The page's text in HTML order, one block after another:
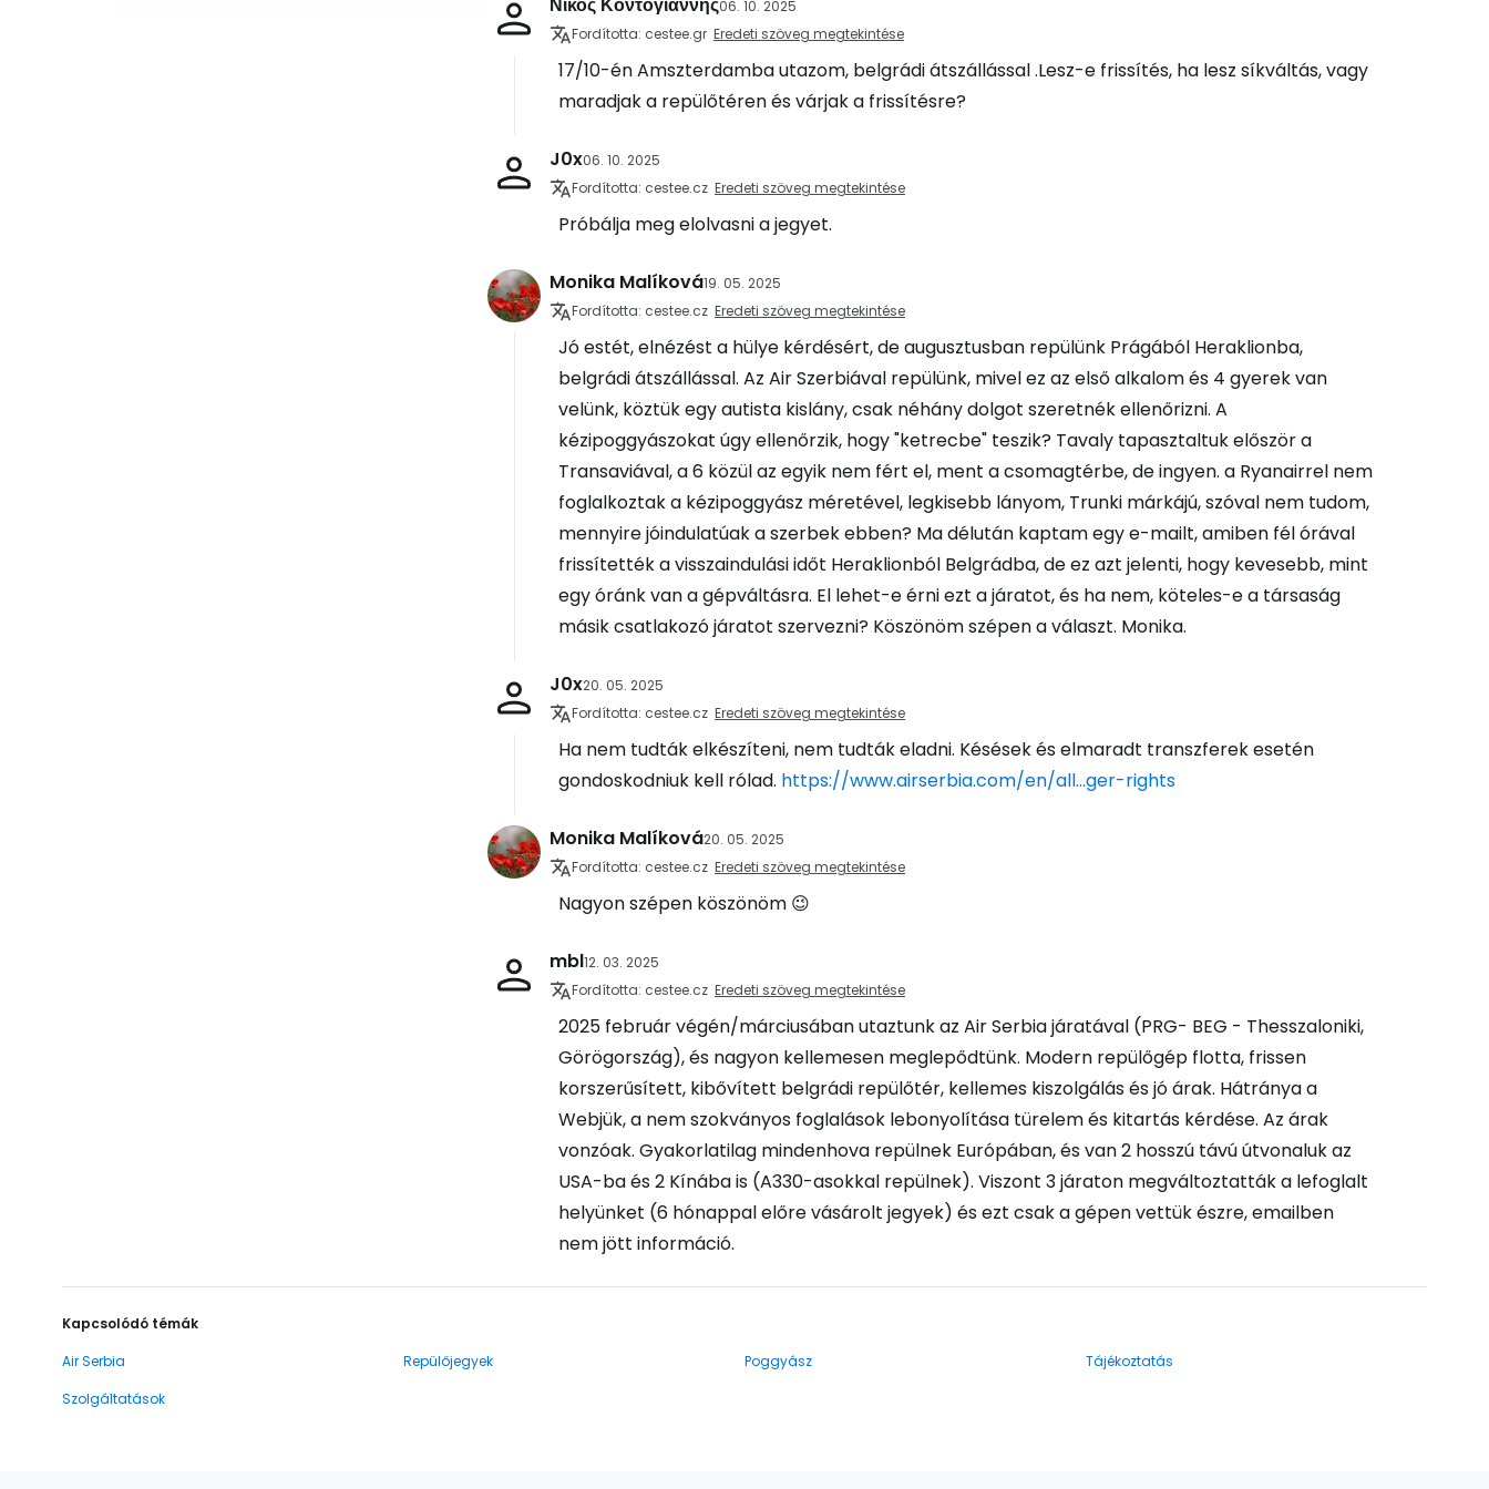
06. 10. 2025
Fordította: cestee.gr Eredeti szöveg megtekintése
17/10-én Amszterdamba utazom, belgrádi átszállással .Lesz-e frissítés, ha lesz síkváltás, vagy
maradjak a repülőtéren és várjak a frissítésre?
J0x06. 10. 2025
Fordította: cestee.cz Eredeti szöveg megtekintése
Próbálja meg elolvasni a jegyet.
Monika Malíková19. 05. 2025
Fordította: cestee.cz Eredeti szöveg megtekintése
Jó estét, elnézést a hülye kérdésért, de augusztusban repülünk Prágából Heraklionba,
belgrádi átszállással. Az Air Szerbiával repülünk, mivel ez az első alkalom és 4 gyerek van
velünk, köztük egy autista kislány, csak néhány dolgot szeretnék ellenőrizni. A
kézipoggyászokat úgy ellenőrzik, hogy "ketrecbe" teszik? Tavaly tapasztaltuk először a
Transaviával, a 6 közül az egyik nem fért el, ment a csomagtérbe, de ingyen. a Ryanairrel nem
foglalkoztak a kézipoggyász méretével, legkisebb lányom, Trunki márkájú, szóval nem tudom,
mennyire jóindulatúak a szerbek ebben? Ma délután kaptam egy e-mailt, amiben fél órával
frissítették a visszaindulási időt Heraklionból Belgrádba, de ez azt jelenti, hogy kevesebb, mint
egy óránk van a gépváltásra. El lehet-e érni ezt a járatot, és ha nem, köteles-e a társaság
másik csatlakozó járatot szervezni? Köszönöm szépen a választ. Monika.
J0x20. 05. 2025
Fordította: cestee.cz Eredeti szöveg megtekintése
Ha nem tudták elkészíteni, nem tudták eladni. Késések és elmaradt transzferek esetén
gondoskodniuk kell rólad. https://www.airserbia.com/en/all...ger-rights
Monika Malíková20. 05. 2025
Fordította: cestee.cz Eredeti szöveg megtekintése
Nagyon szépen köszönöm 😉
mbl12. 03. 2025
Fordította: cestee.cz Eredeti szöveg megtekintése
2025 február végén/márciusában utaztunk az Air Serbia járatával (PRG- BEG - Thesszaloniki,
Görögország), és nagyon kellemesen meglepődtünk. Modern repülőgép flotta, frissen
korszerűsített, kibővített belgrádi repülőtér, kellemes kiszolgálás és jó árak. Hátránya a
Webjük, a nem szokványos foglalások lebonyolítása türelem és kitartás kérdése. Az árak
vonzóak. Gyakorlatilag mindenhova repülnek Európában, és van 2 hosszú távú útvonaluk az
USA-ba és 2 Kínába is (A330-asokkal repülnek). Viszont 3 járaton megváltoztatták a lefoglalt
helyünket (6 hónappal előre vásárolt jegyek) és ezt csak a gépen vettük észre, emailben
nem jött információ.
Kapcsolódó témák
Air Serbia
Repülőjegyek Poggyász
Tájékoztatás
Szolgáltatások